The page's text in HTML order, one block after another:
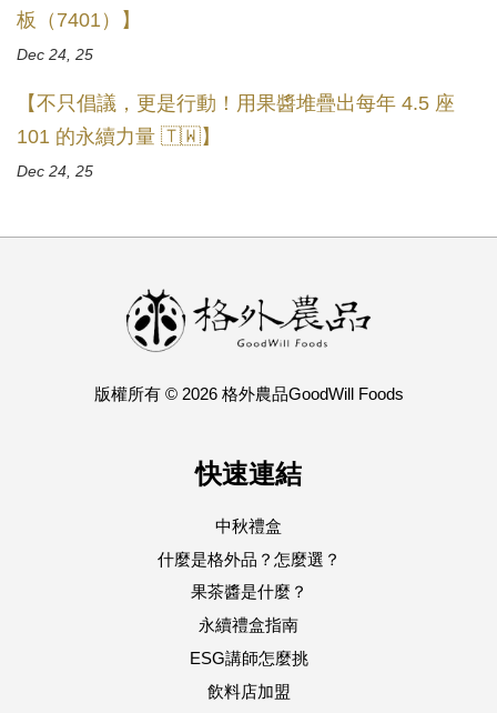
板（7401）】
Dec 24, 25
【不只倡議，更是行動！用果醬堆疊出每年 4.5 座
101 的永續力量 🇹🇼】
Dec 24, 25
版權所有 © 2026 格外農品GoodWill Foods
快速連結
中秋禮盒
什麼是格外品？怎麼選？
果茶醬是什麼？
永續禮盒指南
ESG講師怎麼挑
飲料店加盟